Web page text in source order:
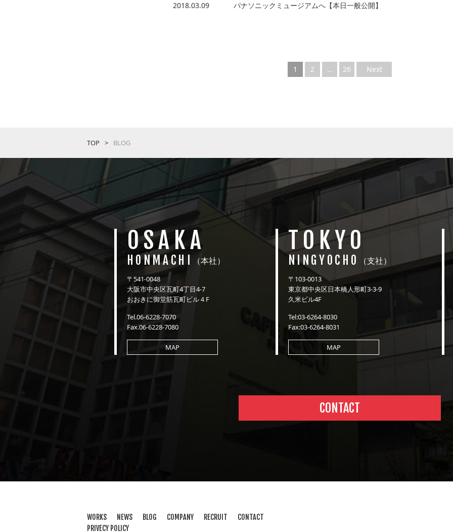
2018.03.09 パナソニックミュージアムへ【本日一般公開】
1 2 … 26 Next
TOP BLOG
OSAKA
HONMACHI （本社）
〒541-0048
大阪市中央区瓦町4丁目4-7
おおきに御堂筋瓦町ビル４F
Tel.06-6228-7070
Fax.06-6228-7080
MAP
TOKYO
NINGYOCHO （支社）
〒103-0013
東京都中央区日本橋人形町3-3-9
久米ビル4F
Tel:03-6264-8030
Fax:03-6264-8031
MAP
CONTACT
WORKS NEWS BLOG COMPANY RECRUIT
CONTACT
PRIVECY POLICY